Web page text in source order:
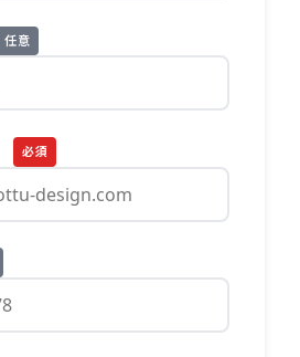
任意
必須